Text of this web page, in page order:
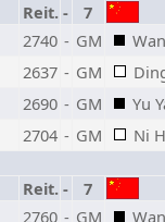
Reit. -
7
2740 - GM
2637 - GM
2690 - GM
Yu
2704 - GM
Ni
Reit. -
7
2760 - GM